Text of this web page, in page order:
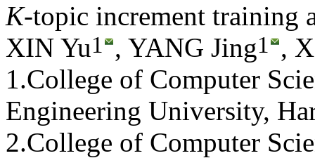
K-topic increment training
XIN Yu1 , YANG Jing1
,
1.College of Computer
Engineering University,
2.College of Computer